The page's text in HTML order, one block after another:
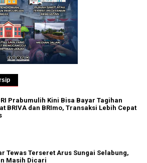
Prabumulih Kini Bisa Bayar Tagihan
BRIVA dan BRImo, Transaksi Lebih Cepat
Tewas Terseret Arus Sungai Selabung,
Masih Dicari